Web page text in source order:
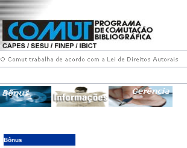
Bônus